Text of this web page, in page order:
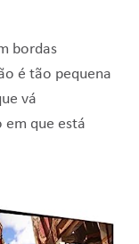
bordas
é tão pequena
vá
em que está